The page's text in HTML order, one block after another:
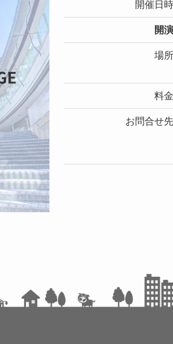
開催日時
開演
場所
料金
お問合せ先